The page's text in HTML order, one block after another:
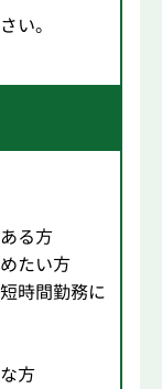
い。
る方
たい方
時間勤務に
方